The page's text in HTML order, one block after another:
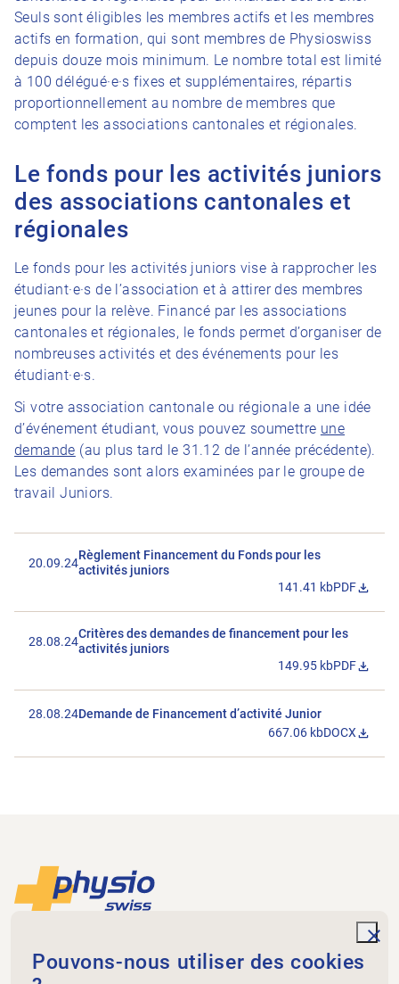
Seuls sont éligibles les membres actifs et les membres
actifs en formation, qui sont membres de Physioswiss
depuis douze mois minimum. Le nombre total est limité
à 100 délégué·e·s fixes et supplémentaires, répartis
proportionnellement au nombre de membres que
comptent les associations cantonales et régionales.
Le fonds pour les activités juniors
des associations cantonales et
régionales
Le fonds pour les activités juniors vise à rapprocher les
étudiant·e·s de l’association et à attirer des membres
jeunes pour la relève. Financé par les associations
cantonales et régionales, le fonds permet d’organiser de
nombreuses activités et des événements pour les
étudiant·e·s.
Si votre association cantonale ou régionale a une idée
d’événement étudiant, vous pouvez soumettre une
demande (au plus tard le 31.12 de l’année précédente).
Les demandes sont alors examinées par le groupe de
travail Juniors.
20.09.24Règlement Financement du Fonds pour les
activités juniors
141.41 kbPDF
28.08.24Critères des demandes de financement pour les
activités juniors
149.95 kbPDF
28.08.24Demande de Financement d’activité Junior
667.06 kb
Télécharger
DOCX
Footer
Physioswiss
Dammweg 3
Pouvons-nous utiliser des cookies